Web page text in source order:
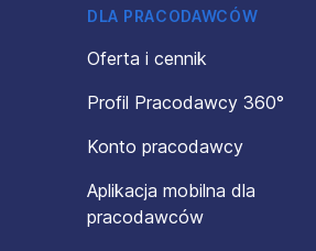
DLA PRACODAWCÓW
Oferta i cennik
Profil Pracodawcy 360°
Konto pracodawcy
Aplikacja mobilna dla
pracodawców